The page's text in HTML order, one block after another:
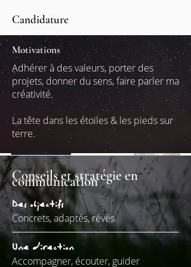
Candidature
Motivations
Adhérer à des valeurs, porter des
projets, donner du sens, faire parler ma
créativité.
La tête dans les étoiles & les pieds sur
terre.
Conseils et stratégie en
communication
Des objectifs
Concrets, adaptés, rêvés
Une direction
Accompagner, écouter, guider